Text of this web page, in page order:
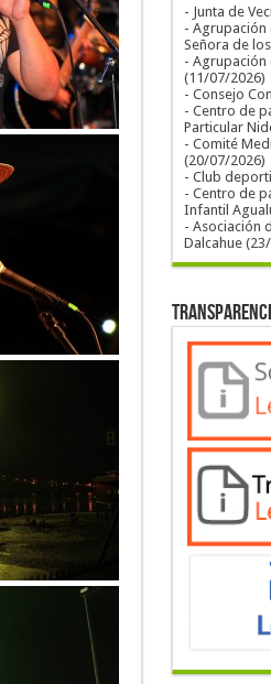
- Junta de
- Agrupación
Señora de
- Agrupación
(11/07/2026)
- Consejo
- Centro de
Particular
- Comité
(20/07/2026)
- Club
- Centro de
Infantil
- Asociación
Dalcahue